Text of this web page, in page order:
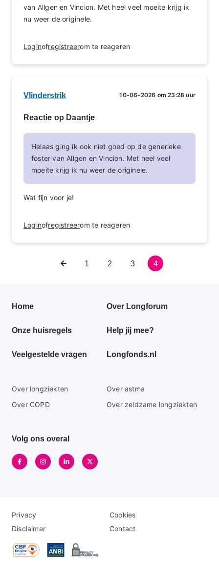
van Allgen en Vincion. Met heel veel moeite krijg ik
nu weer de originele.
Loginofregistreerom te reageren
Vlinderstrik 10-06-2026 om 23:28 uur
Reactie op Daantje
Helaas ging ik ook niet goed op de generieke
foster van Allgen en Vincion. Met heel veel
moeite krijg ik nu weer de originele.
Wat fijn voor je!
Loginofregistreerom te reageren
VorigePagina
1 Pagina
2 Pagina
3
Huidige
4
Primair
menu
Home Over Longforum
Onze huisregels Help jij mee?
Veelgestelde vragen Longfonds.nl
Secundaire
footer
Over longziekten
Over astma
Over COPD
Over zeldzame longziekten
Volg ons overal
Disclaimer
menu
Privacy
Cookies
Disclaimer
Contact
Logo
menu